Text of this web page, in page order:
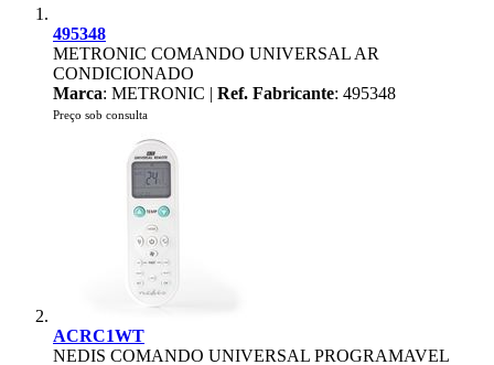
495348
METRONIC COMANDO UNIVERSAL AR
CONDICIONADO
Marca: METRONIC | Ref. Fabricante: 495348
Preço sob consulta
ACRC1WT
NEDIS COMANDO UNIVERSAL PROGRAMAVEL